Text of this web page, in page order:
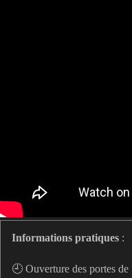
Informations pratiques :
🕘 Ouverture des portes de